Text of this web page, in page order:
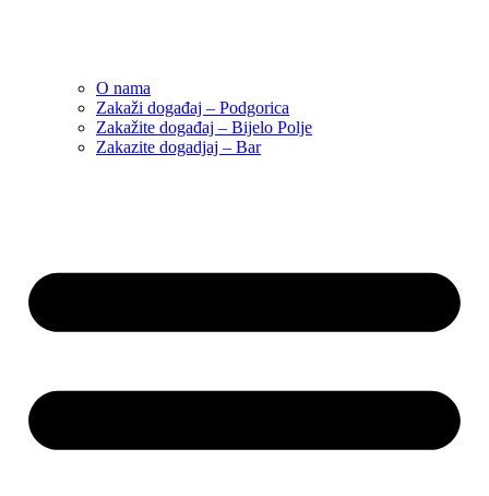
O nama
Zakaži događaj – Podgorica
Zakažite događaj – Bijelo Polje
Zakazite dogadjaj – Bar